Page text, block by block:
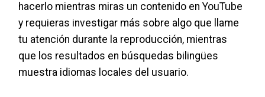
hacerlo mientras miras un contenido en YouTube
y requieras investigar más sobre algo que llame
tu atención durante la reproducción, mientras
que los resultados en búsquedas bilingües
muestra idiomas locales del usuario.